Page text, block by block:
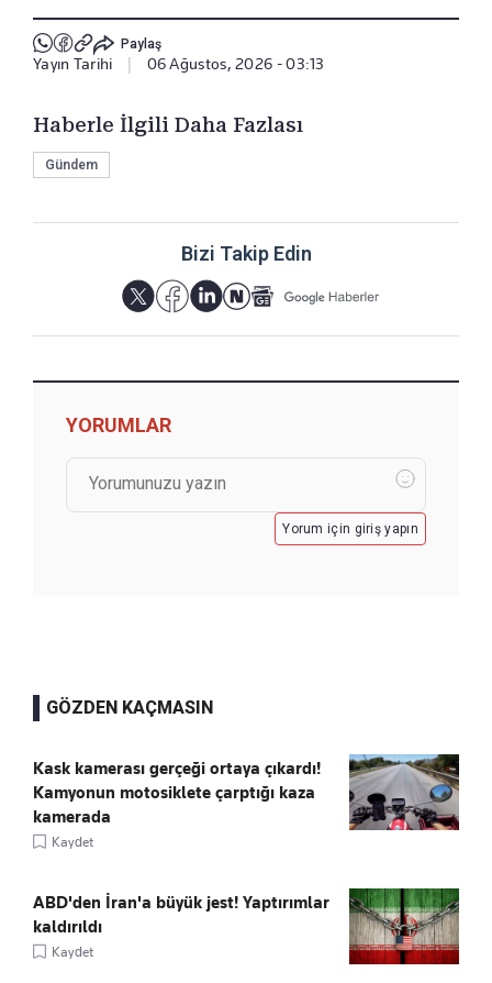
Paylaş
Yayın Tarihi 06 Ağustos, 2026 - 03:13
Haberle İlgili Daha Fazlası
Gündem
Bizi Takip Edin
YORUMLAR
Yorum için giriş yapın
GÖZDEN KAÇMASIN
Kask kamerası gerçeği ortaya çıkardı!
Kamyonun motosiklete çarptığı kaza
kamerada
Kaydet
ABD'den İran'a büyük jest! Yaptırımlar
kaldırıldı
Kaydet